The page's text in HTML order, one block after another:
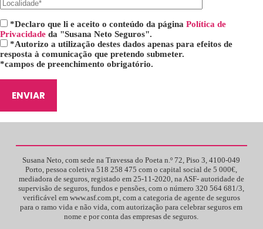
*Declaro que li e aceito o conteúdo da página Política de
Privacidade da "Susana Neto Seguros".
*Autorizo a utilização destes dados apenas para efeitos de
resposta à comunicação que pretendo submeter.
*campos de preenchimento obrigatório.
Susana Neto, com sede na Travessa do Poeta n.º 72, Piso 3, 4100-049
Porto, pessoa coletiva 518 258 475 com o capital social de 5 000€,
mediadora de seguros, registado em 25-11-2020, na ASF- autoridade de
supervisão de seguros, fundos e pensões, com o número 320 564 681/3,
verificável em www.asf.com.pt, com a categoria de agente de seguros
para o ramo vida e não vida, com autorização para celebrar seguros em
nome e por conta das empresas de seguros.